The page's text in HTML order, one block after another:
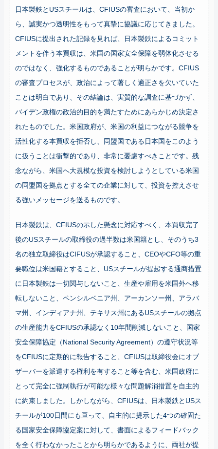
日本製鉄とUSスチールは、CFIUSの審査において、当初か
ら、誠実かつ透明性をもって真摯に協議に応じてきました。
CFIUSに提出された記録を見れば、日本製鉄によるコミット
メントを伴う本買収は、米国の国家安全保障を弱体化させる
のではなく、強化するものであることが明らかです。CFIUS
の審査プロセスが、政治によって著しく適正さを欠いていた
ことは明白であり、その結論は、実質的な調査に基づかず、
バイデン政権の政治的目的を満たすためにあらかじめ決定さ
れたものでした。米国政府が、米国の利益につながる競争を
活性化する本買収を拒否し、同盟国である日本国をこのよう
に扱うことは衝撃的であり、非常に憂慮すべきことです。残
念ながら、米国へ大規模な投資を検討しようとしている米国
の同盟国を拠点とする全ての企業に対して、投資を控えさせ
る強いメッセージを送るものです。
日本製鉄は、CFIUSの示した懸念に対応すべく、本買収完了
後のUSスチールの取締役の過半数は米国籍とし、そのうち3
名の独立取締役はCIFUSが承認すること、CEOやCFO等の重
要職位は米国籍とすること、USスチールが提起する通商措置
に日本製鉄は一切関与しないこと、生産や雇用を米国外へ移
転しないこと、ペンシルベニア州、アーカンソー州、アラバ
マ州、インディアナ州、テキサス州にあるUSスチールの拠点
の生産能力をCFIUSの承認なく10年間削減しないこと、国家
安全保障協定（National Security Agreement）の遵守状況等
をCFIUSに定期的に報告すること、CFIUSは取締役会にオブ
ザーバーを派遣する権利を有すること等を含む、米国政府に
とって完全に強制執行が可能な様々な問題解消措置を自主的
に約束しました。しかしながら、CFIUSは、日本製鉄とUSス
チールが100日間にも亘って、自主的に提示した4つの確固た
る国家安全保障協定案に対して、書面によるフィードバック
を全く行わなかったことから明らかであるように、両社が提